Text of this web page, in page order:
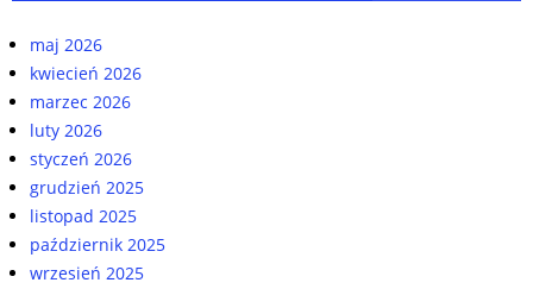
maj 2026
kwiecień 2026
marzec 2026
luty 2026
styczeń 2026
grudzień 2025
listopad 2025
październik 2025
wrzesień 2025